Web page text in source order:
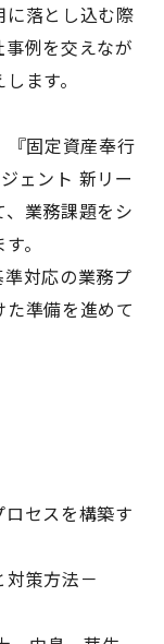
落とし込む際
例を交えなが
ます。
『固定資産奉行
ェント 新リー
業務課題をシ
。
対応の業務プ
準備を進めて
セスを構築す
策方法－